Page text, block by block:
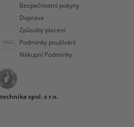
Bezpečnostní pokyny
Doprava
Způsoby placení
Podmínky používání
Nákupní Podmínky
spol. s r.o.